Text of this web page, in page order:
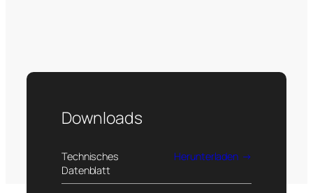
Downloads
Technisches
Datenblatt
Herunterladen